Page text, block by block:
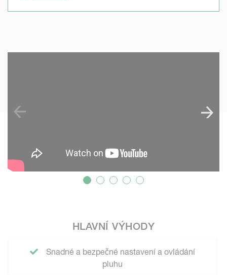
HLAVNÍ VÝHODY
Snadné a bezpečné nastavení a ovládání
pluhu